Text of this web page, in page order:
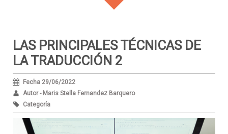
LAS PRINCIPALES TÉCNICAS DE
LA TRADUCCIÓN 2
Fecha 29/06/2022
Autor - Maris Stella Fernandez Barquero
Categoría